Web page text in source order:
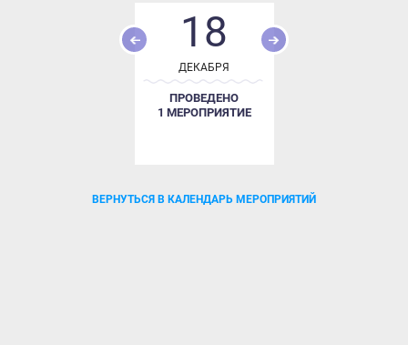
18
ДЕКАБРЯ
ПРОВЕДЕНО
1 МЕРОПРИЯТИЕ
ВЕРНУТЬСЯ В КАЛЕНДАРЬ МЕРОПРИЯТИЙ